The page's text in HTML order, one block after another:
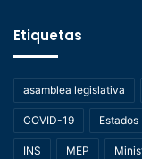
Etiquetas
asamblea legislativa
COVID-19 Estados
INS MEP